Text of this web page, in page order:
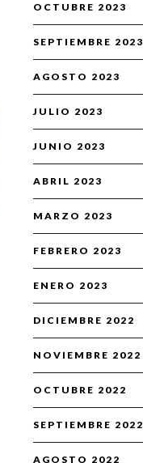
OCTUBRE 2023
SEPTIEMBRE 2023
AGOSTO 2023
JULIO 2023
JUNIO 2023
ABRIL 2023
MARZO 2023
FEBRERO 2023
ENERO 2023
DICIEMBRE 2022
NOVIEMBRE 2022
OCTUBRE 2022
SEPTIEMBRE 2022
AGOSTO 2022